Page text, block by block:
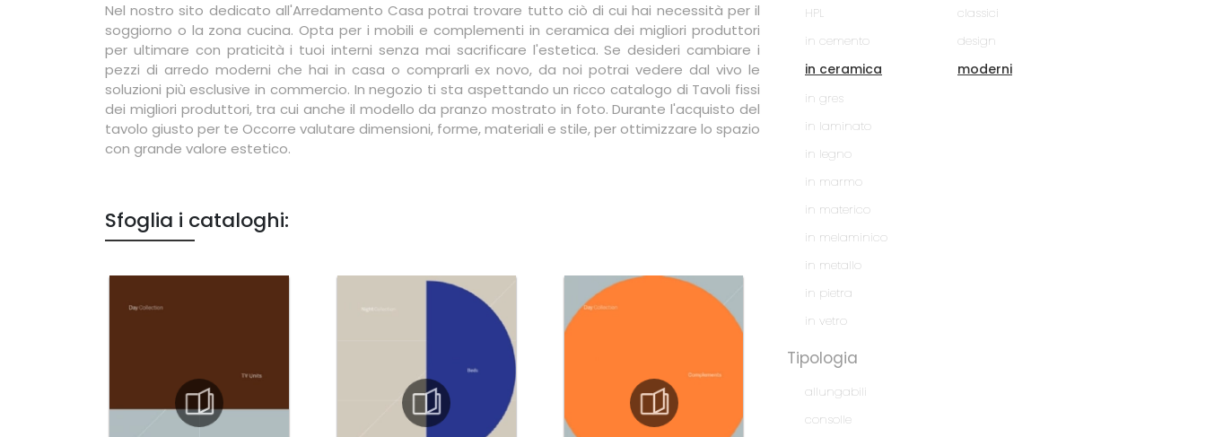
Nel nostro sito dedicato all'Arredamento Casa potrai trovare tutto ciò di cui hai necessità per il
soggiorno o la zona cucina. Opta per i mobili e complementi in ceramica dei migliori produttori
per ultimare con praticità i tuoi interni senza mai sacrificare l'estetica. Se desideri cambiare i
pezzi di arredo moderni che hai in casa o comprarli ex novo, da noi potrai vedere dal vivo le
soluzioni più esclusive in commercio. In negozio ti sta aspettando un ricco catalogo di Tavoli fissi
dei migliori produttori, tra cui anche il modello da pranzo mostrato in foto. Durante l'acquisto del
tavolo giusto per te Occorre valutare dimensioni, forme, materiali e stile, per ottimizzare lo spazio
con grande valore estetico.
Sfoglia i cataloghi:
HPL
in cemento
in ceramica
in gres
in laminato
in legno
in marmo
in materico
in melaminico
in metallo
in pietra
in vetro
classici
design
moderni
Tipologia
allungabili
consolle